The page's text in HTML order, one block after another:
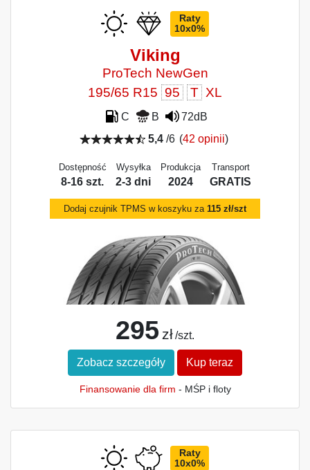
Raty
10x0%
Viking
ProTech NewGen
195/65 R15 95 T XL
C B
72dB
5,4/6 (42 opinii)
Dostępność
8-16 szt.
Wysyłka
2-3 dni
Produkcja
2024
Transport
GRATIS
Dodaj czujnik TPMS w koszyku za 115 zł/szt
295 zł /szt.
Zobacz szczegóły Kup teraz
Finansowanie dla firm - MŚP i floty
Raty
10x0%